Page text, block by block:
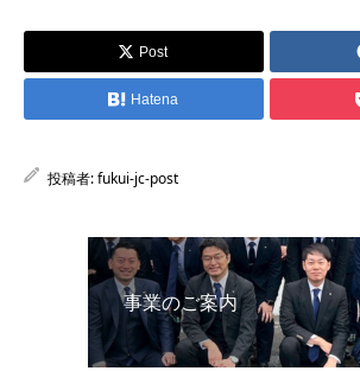
Post
Hatena
投稿者:fukui-jc-post
事業のご案内